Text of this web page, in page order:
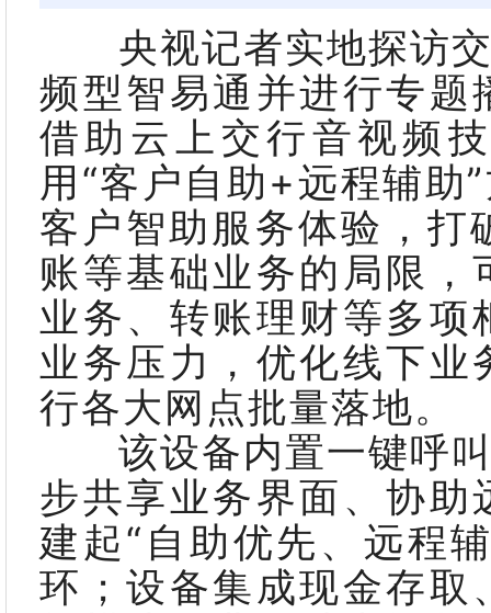
央视记者实地探访交
频型智易通并进行专
借助云上交行音视频
用“客户自助+远程辅助
客户智助服务体验，打
账等基础业务的局限
业务、转账理财等多
业务压力，优化线下
行各大网点批量落地。
该设备内置一键呼叫
步共享业务界面、协
建起“自助优先、远程
环；设备集成现金存